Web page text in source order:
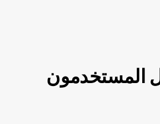
المستخدمون